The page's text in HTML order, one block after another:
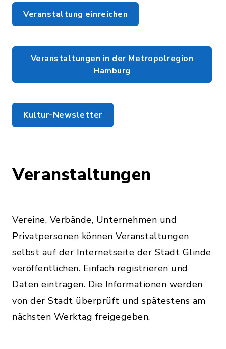
Veranstaltungen
Vereine, Verbände, Unternehmen und
Privatpersonen können Veranstaltungen
selbst auf der Internetseite der Stadt Glinde
veröffentlichen. Einfach registrieren und
Daten eintragen. Die Informationen werden
von der Stadt überprüft und spätestens am
nächsten Werktag freigegeben.
Veranstaltung einreichen
Veranstaltungen in der Metropolregion
Hamburg
Kultur-Newsletter